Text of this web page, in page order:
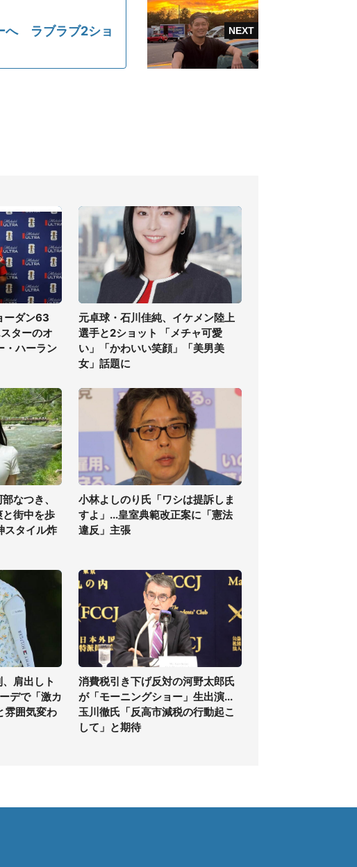
へ ラブラブ2ショ
ーダン63
ターのオ
・ハーラン
元卓球・石川佳純、イケメン陸上
選手と2ショット 「メチャ可愛
い」「かわいい笑顔」「美男美
女」話題に
なつき、
街中を歩
スタイル炸
小林よしのり氏「ワシは提訴しま
すよ」...皇室典範改正案に「憲法
違反」主張
肩出しト
デで「激カ
雰囲気変わ
消費税引き下げ反対の河野太郎氏
が「モーニングショー」生出演...
玉川徹氏「反高市減税の行動起こ
して」と期待